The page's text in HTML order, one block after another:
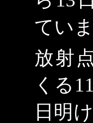
ていま
放射
くる
日明